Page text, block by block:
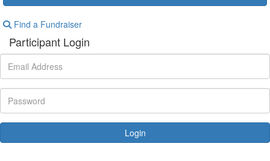
Find a Fundraiser
Participant Login
Login